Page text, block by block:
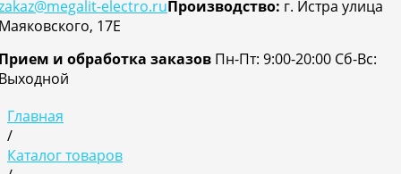
electro.ruПроизводство: г. Истра улица
17Е
и обработка заказов Пн-Пт: 9:00-20:00 Cб-Вс:
Главная
/
Каталог товаров